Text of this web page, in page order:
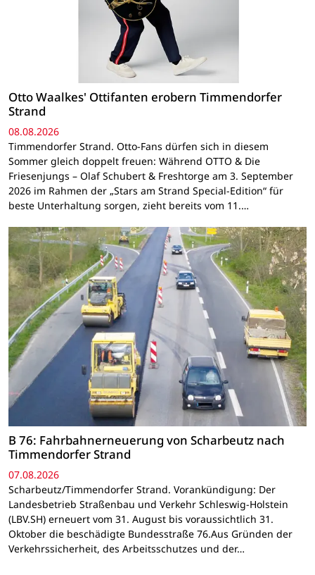
Otto Waalkes' Ottifanten erobern Timmendorfer
Strand
08.08.2026
Timmendorfer Strand. Otto-Fans dürfen sich in diesem
Sommer gleich doppelt freuen: Während OTTO & Die
Friesenjungs – Olaf Schubert & Freshtorge am 3. September
2026 im Rahmen der „Stars am Strand Special-Edition“ für
beste Unterhaltung sorgen, zieht bereits vom 11.…
B 76: Fahrbahnerneuerung von Scharbeutz nach
Timmendorfer Strand
07.08.2026
Scharbeutz/Timmendorfer Strand. Vorankündigung: Der
Landesbetrieb Straßenbau und Verkehr Schleswig-Holstein
(LBV.SH) erneuert vom 31. August bis voraussichtlich 31.
Oktober die beschädigte Bundesstraße 76.Aus Gründen der
Verkehrssicherheit, des Arbeitsschutzes und der…